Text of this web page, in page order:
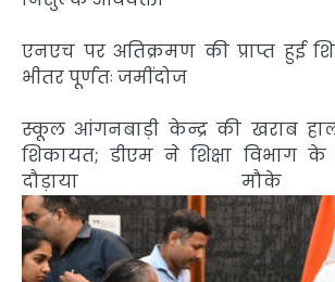
एनएच पर अतिक्रमण की प्राप्त हुई
भीतर पूर्णतः जमींदोज
स्कूल आंगनबाड़ी केन्द्र की खराब
शिकायत; डीएम ने शिक्षा विभाग के
दौड़ाया